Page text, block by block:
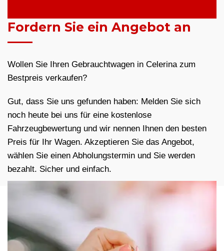
Fordern Sie ein Angebot an
Wollen Sie Ihren Gebrauchtwagen in Celerina zum
Bestpreis verkaufen?
Gut, dass Sie uns gefunden haben: Melden Sie sich
noch heute bei uns für eine kostenlose
Fahrzeugbewertung und wir nennen Ihnen den besten
Preis für Ihr Wagen. Akzeptieren Sie das Angebot,
wählen Sie einen Abholungstermin und Sie werden
bezahlt. Sicher und einfach.